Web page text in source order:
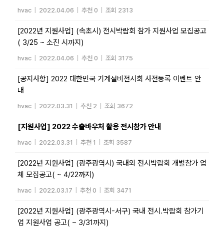
hvac 2022.04.06 추천 0 조회 2313
[2022년 지원사업] (속초시) 전시박람회 참가 지원사업 모집공고
( 3/25 ~ 소진 시까지)
hvac 2022.04.06 추천 0 조회 3175
[공지사항] 2022 대한민국 기계설비전시회 사전등록 이벤트 안
내
hvac 2022.03.31 추천 2 조회 3672
[지원사업] 2022 수출바우처 활용 전시참가 안내
hvac 2022.03.31 추천 1 조회 3587
[2022년 지원사업] (광주광역시) 국내외 전시박람회 개별참가 업
체 모집공고( ~ 4/22까지)
hvac 2022.03.17 추천 0 조회 3471
[2022년 지원사업] (광주광역시-서구) 국내 전시.박람회 참가기
업 지원사업 공고( ~ 3/31까지)